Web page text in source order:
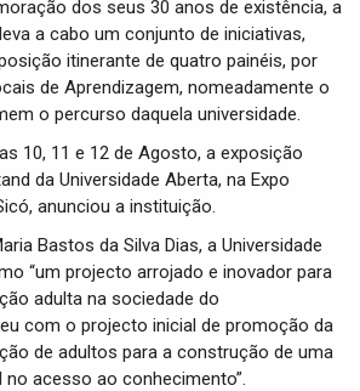
o
dos seus 30 anos de existência, a
a cabo um conjunto de iniciativas,
itinerante de quatro painéis, por
de Aprendizagem, nomeadamente o
o percurso daquela universidade.
10, 11 e 12 de Agosto, a exposição
da Universidade Aberta, na Expo
anunciou a instituição.
Bastos da Silva Dias, a Universidade
“um projecto arrojado e inovador para
adulta na sociedade do
com o projecto inicial de promoção da
de adultos para a construção de uma
acesso ao conhecimento”.